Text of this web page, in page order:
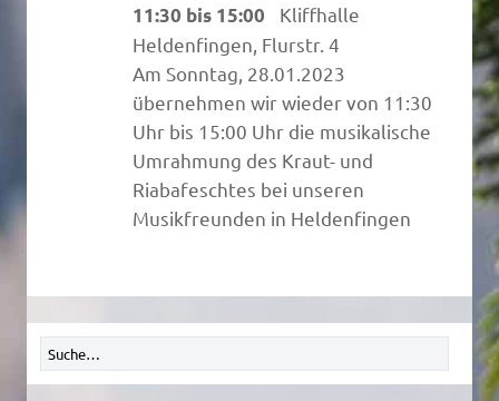
11:30 bis 15:00
Kliffhalle
Heldenfingen, Flurstr. 4
Am Sonntag, 28.01.2023
übernehmen wir wieder von 11:30
Uhr bis 15:00 Uhr die musikalische
Umrahmung des Kraut- und
Riabafeschtes bei unseren
Musikfreunden in Heldenfingen